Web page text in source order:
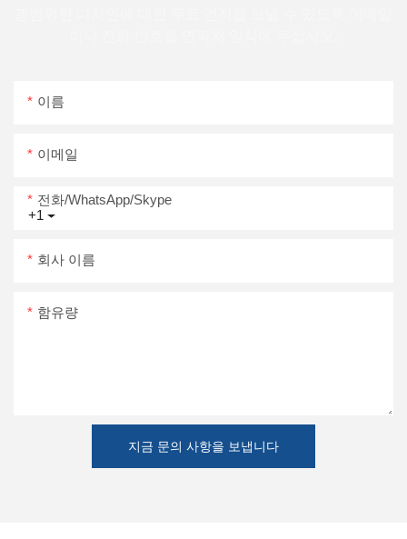
이름
이메일
+1
전화/WhatsApp/Skype
회사 이름
함유량
지금 문의 사항을 보냅니다